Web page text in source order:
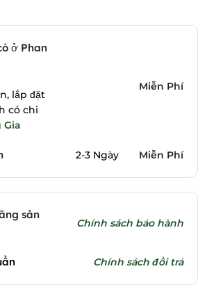
ở Phan
lắp đặt
có chi
Gia
Miễn Phí
2-3 Ngày Miễn Phí
sản
Chính sách bảo hành
Chính sách đổi trả